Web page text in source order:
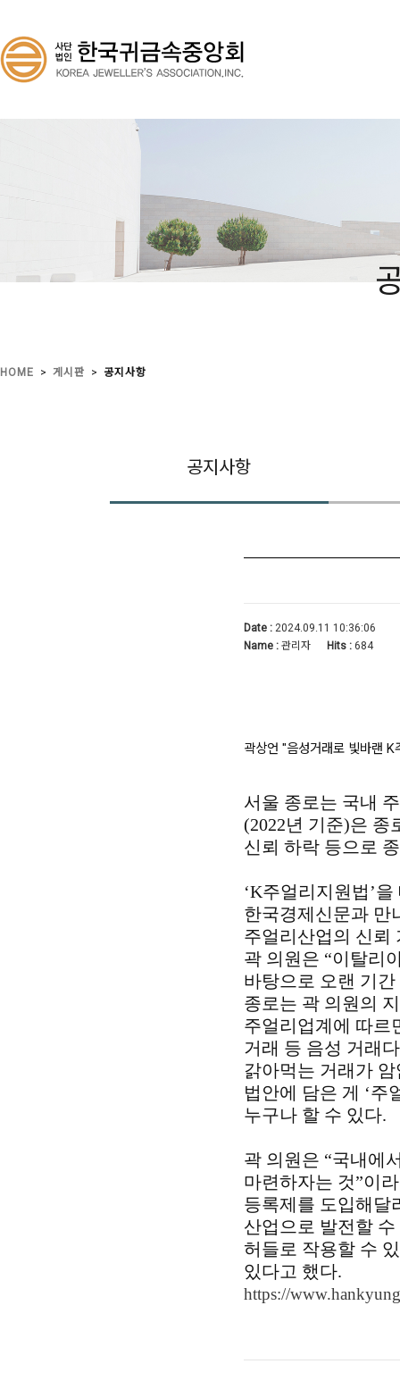
HOME > 게시판 > 공지사항
공지사항
Date :2024.09.11 10:36:06
Name :관리자 Hits :684
곽상언 "음성거래로 빛바랜
서울 종로는 국내
(2022년 기준)은 종
신뢰 하락 등으로
‘K주얼리지원법’
한국경제신문과 만
주얼리산업의 신뢰
곽 의원은 “이탈리
바탕으로 오랜 기
종로는 곽 의원의
주얼리업계에 따르
거래 등 음성 거래
갉아먹는 거래가
법안에 담은 게 ‘주
누구나 할 수 있다.
곽 의원은 “국내에
마련하자는 것”이
등록제를 도입해달
산업으로 발전할
허들로 작용할 수
있다고 했다.
https://